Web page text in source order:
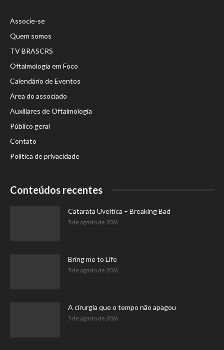
Associe-se
Quem somos
TV BRASCRS
Oftalmologia em Foco
Calendário de Eventos
Área do associado
Auxiliares de Oftalmologia
Público geral
Contato
Política de privacidade
Conteúdos recentes
Catarata Uveítica – Breaking Bad
5 de agosto de 2026
Bring me to Life
5 de agosto de 2026
A cirurgia que o tempo não apagou
5 de agosto de 2026